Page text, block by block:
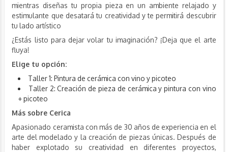
mientras diseñas tu propia pieza en un ambiente relajado y
estimulante que desatará tu creatividad y te permitirá descubrir
tu lado artístico
¿Estás listo para dejar volar tu imaginación? ¡Deja que el arte
fluya!
Elige tu opción:
Taller 1: Pintura de cerámica con vino y picoteo
Taller 2: Creación de pieza de cerámica y pintura con vino
+ picoteo
Más sobre Cerica
Apasionado ceramista con más de 30 años de experiencia en el
arte del modelado y la creación de piezas únicas. Después de
haber explotado su creatividad en diferentes proyectos,